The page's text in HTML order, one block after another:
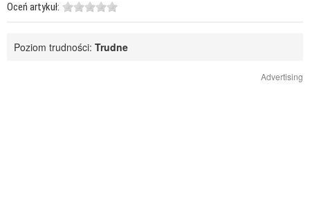
Oceń artykuł:
Poziom trudności: Trudne
Advertising